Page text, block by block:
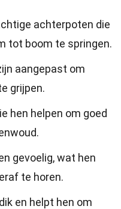
achterpoten die
tot boom te springen.
aangepast om
grijpen.
hen helpen om goed
gevoelig, wat hen
te horen.
en helpt hen om